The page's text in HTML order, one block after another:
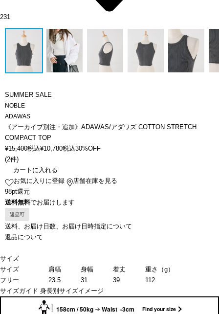
231
SUMMER SALE
NOBLE
ADAWAS
《アーカイブ別注・追加》ADAWAS/アダワズ COTTON STRETCH
COMPACT TOP
¥15,400税込¥10,780税込30%OFF
(2件)
カートに入れる
お気に入りに登録
店舗在庫を見る
98pt還元
送料無料でお届けします
返品可
送料、お届け日数、お届け日時指定について
返品について
サイズ
サイズ
肩幅 身幅 着丈
重さ（g）
フリー
23.5 31 39
112
サイズガイド 身長別サイズイメージ
158cm / 50kg Waist -3cm Find your size